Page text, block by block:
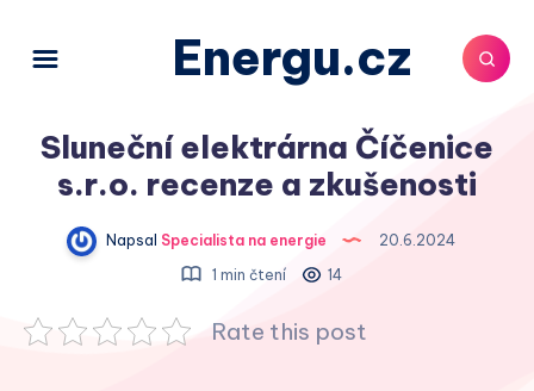
Energu.cz
Sluneční elektrárna Číčenice
s.r.o. recenze a zkušenosti
Napsal Specialista na energie
20.6.2024
1 min čtení
14
Rate this post